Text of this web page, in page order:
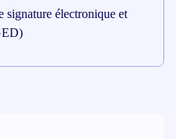
signature électronique et